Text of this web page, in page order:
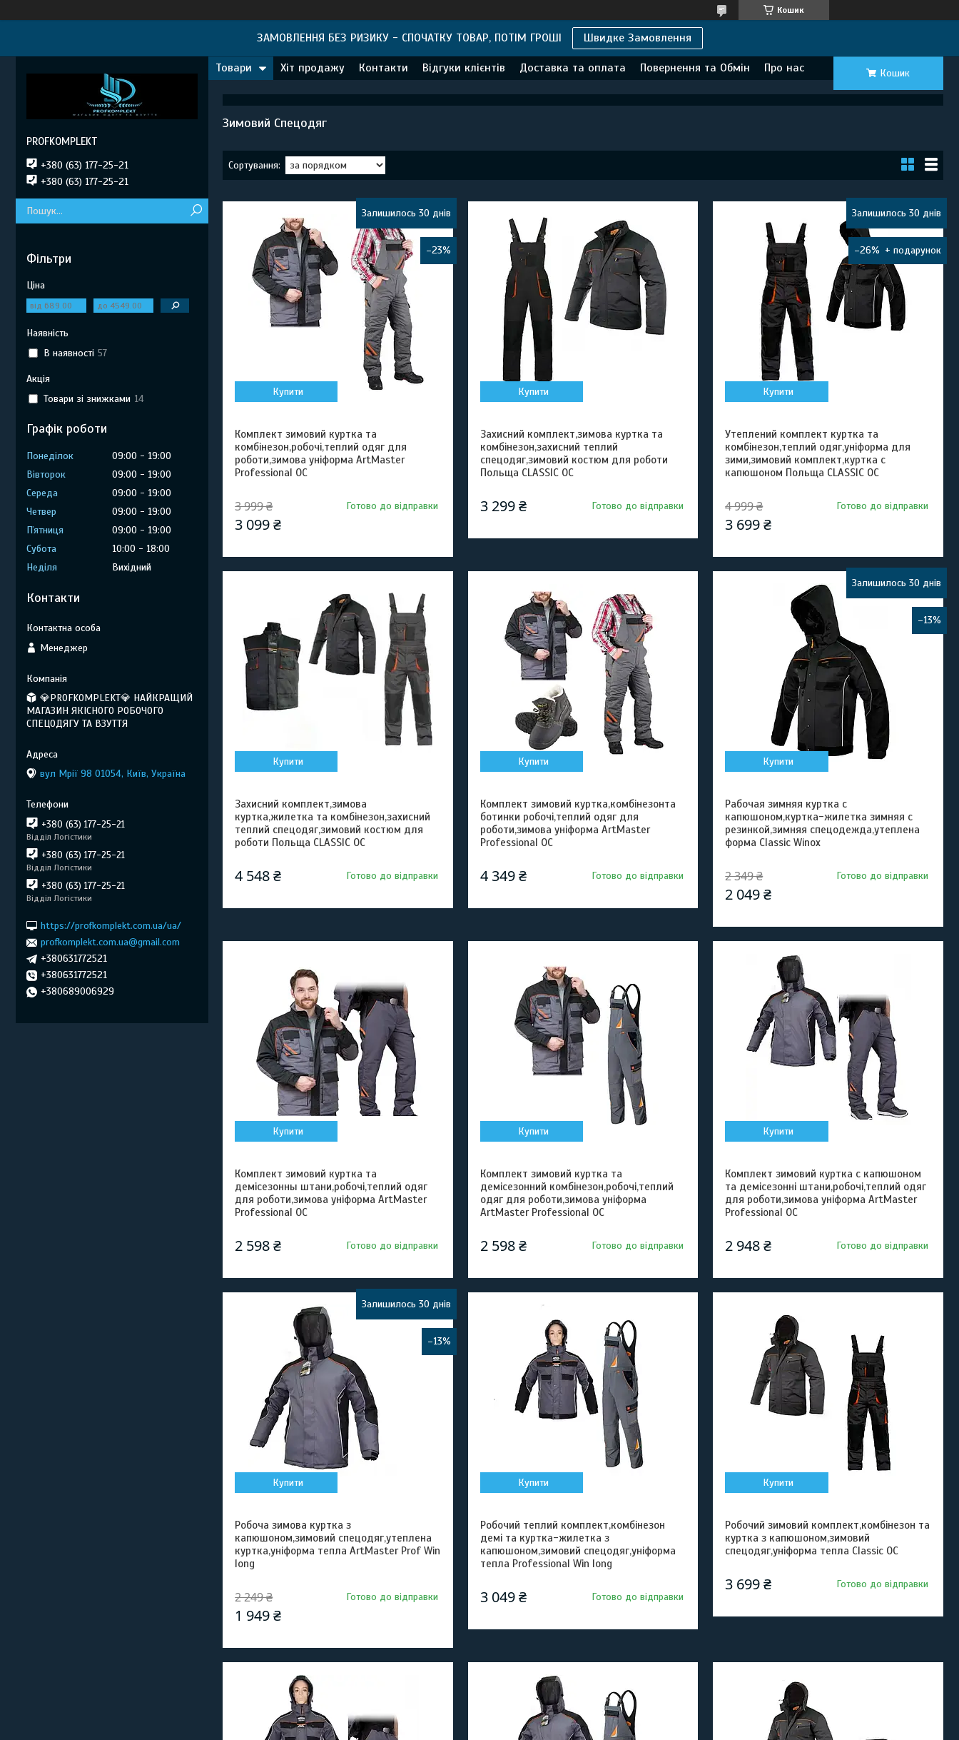
Кошик
ЗАМОВЛЕННЯ БЕЗ РИЗИКУ - СПОЧАТКУ ТОВАР, ПОТІМ ГРОШІ Швидке Замовлення
Товари Хіт продажу Контакти Відгуки клієнтів Доставка та оплата Повернення та Обмін Про нас Кошик
Зимовий Спецодяг
–23%
Залишилось 30 днів
Купити
Комплект зимовий куртка та
комбінезон,робочі,теплий одяг для
роботи,зимова уніформа ArtMaster
Professional OC
3 999 ₴
3 099 ₴
Готово до відправки
Купити
Захисний комплект,зимова куртка та
комбінезон,захисний теплий
спецодяг,зимовий костюм для роботи
Польща CLASSIC ОС
3 299 ₴ Готово до відправки
–26%
Залишилось 30 днів
Купити
Утеплений комплект куртка та
комбінезон,теплий одяг,уніформа для
зими,зимовий комплект,куртка с
капюшоном Польща CLASSIC ОС
4 999 ₴
3 699 ₴
Готово до відправки
Купити
Захисний комплект,зимова
куртка,жилетка та комбінезон,захисний
теплий спецодяг,зимовий костюм для
роботи Польща CLASSIC ОС
4 548 ₴ Готово до відправки
Купити
Комплект зимовий куртка,комбінезонта
ботинки робочі,теплий одяг для
роботи,зимова уніформа ArtMaster
Professional OC
4 349 ₴ Готово до відправки
–13%
Залишилось 30 днів
Купити
Рабочая зимняя куртка с
капюшоном,куртка-жилетка зимняя с
резинкой,зимняя спецодежда,утеплена
форма Classic Winox
2 349 ₴
2 049 ₴
Готово до відправки
Купити
Комплект зимовий куртка та
демісезонны штани,робочі,теплий одяг
для роботи,зимова уніформа ArtMaster
Professional OC
2 598 ₴ Готово до відправки
Купити
Комплект зимовий куртка та
демісезонний комбінезон,робочі,теплий
одяг для роботи,зимова уніформа
ArtMaster Professional OC
2 598 ₴ Готово до відправки
Купити
Комплект зимовий куртка с капюшоном
та демісезонні штани,робочі,теплий одяг
для роботи,зимова уніформа ArtMaster
Professional OC
2 948 ₴ Готово до відправки
–13%
Залишилось 30 днів
Купити
Робоча зимова куртка з
капюшоном,зимовий спецодяг,утеплена
куртка,уніформа тепла ArtMaster Prof Win
long
2 249 ₴
1 949 ₴
Готово до відправки
Купити
Робочий теплий комплект,комбінезон
демі та куртка-жилетка з
капюшоном,зимовий спецодяг,уніформа
тепла Professional Win long
3 049 ₴ Готово до відправки
Купити
Робочий зимовий комплект,комбінезон та
куртка з капюшоном,зимовий
спецодяг,уніформа тепла Classic OC
3 699 ₴ Готово до відправки
PROFKOMPLEKT
+380 (63) 177-25-21
+380 (63) 177-25-21
Фільтри
Ціна
Наявність
В наявності 57
Акція
Товари зі знижками 14
Графік роботи
Понеділок 09:00
19:00
Вівторок
09:00
19:00
Середа
09:00
19:00
Четвер
09:00
19:00
Пʼятниця
09:00
19:00
Субота
10:00
18:00
Неділя
Вихідний
Контакти
Менеджер
💎PROFKOMPLEKT💎 НАЙКРАЩИЙ
МАГАЗИН ЯКІСНОГО РОБОЧОГО
СПЕЦОДЯГУ ТА ВЗУТТЯ
вул Мрії 98 01054, Київ, Україна
+380 (63) 177-25-21
Відділ Логістики
+380 (63) 177-25-21
Відділ Логістики
+380 (63) 177-25-21
Відділ Логістики
https://profkomplekt.com.ua/ua/
profkomplekt.com.ua@gmail.com
+380631772521
+380631772521
+380689006929